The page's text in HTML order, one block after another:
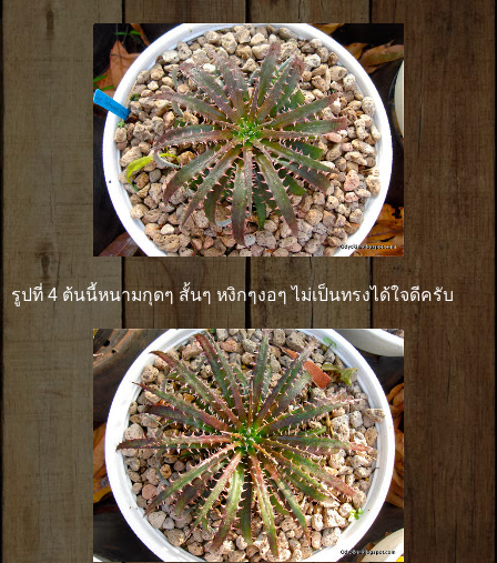
รูปที่ 4 ต้นนี้หนามกุดๆ สั้นๆ หงิกๆงอๆ ไม่เป็นทรงได้ใจดีครับ